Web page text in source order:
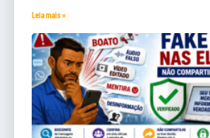
Leia mais »